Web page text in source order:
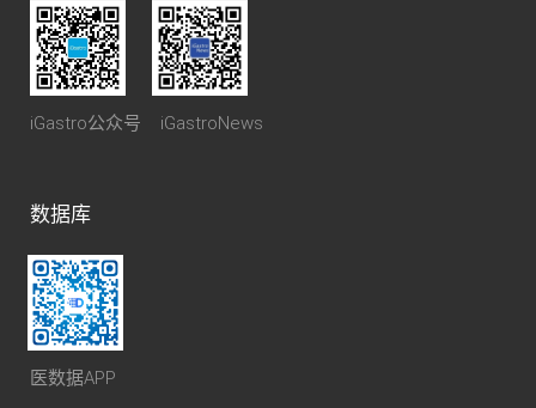
iGastro公众号 iGastroNews
数据库
医数据APP